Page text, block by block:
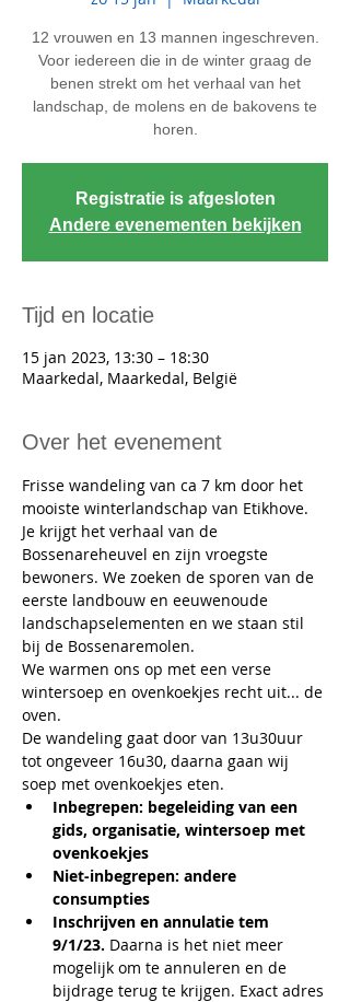
12 vrouwen en 13 mannen ingeschreven.
Voor iedereen die in de winter graag de
benen strekt om het verhaal van het
landschap, de molens en de bakovens te
Registratie is afgesloten
Andere evenementen bekijken
Tijd en locatie
15 jan 2023, 13:30 – 18:30
Maarkedal, Maarkedal, België
Over het evenement
​Frisse wandeling van ca 7 km door het
mooiste winterlandschap van Etikhove.
Je krijgt het verhaal van de
Bossenareheuvel en zijn vroegste
bewoners. We zoeken de sporen van de
eerste landbouw en eeuwenoude
landschapselementen en we staan stil
bij de Bossenaremolen.
We warmen ons op met een verse
wintersoep en ovenkoekjes recht uit... de
oven.
De wandeling gaat door van 13u30uur
tot ongeveer 16u30, daarna gaan wij
soep met ovenkoekjes eten.
Inbegrepen: begeleiding van een
gids, organisatie, wintersoep met
ovenkoekjes
Niet-inbegrepen: andere
consumpties
Inschrijven en annulatie tem
9/1/23. Daarna is het niet meer
mogelijk om te annuleren en de
bijdrage terug te krijgen. Exact adres